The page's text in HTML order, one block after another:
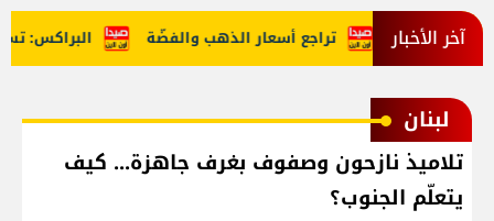
آخر الأخبار البراكس: تسليم تراجع أسعار الذهب والفضّة
لبنان
تلاميذ نازحون وصفوف بغرف جاهزة... كيف
يتعلّم الجنوب؟